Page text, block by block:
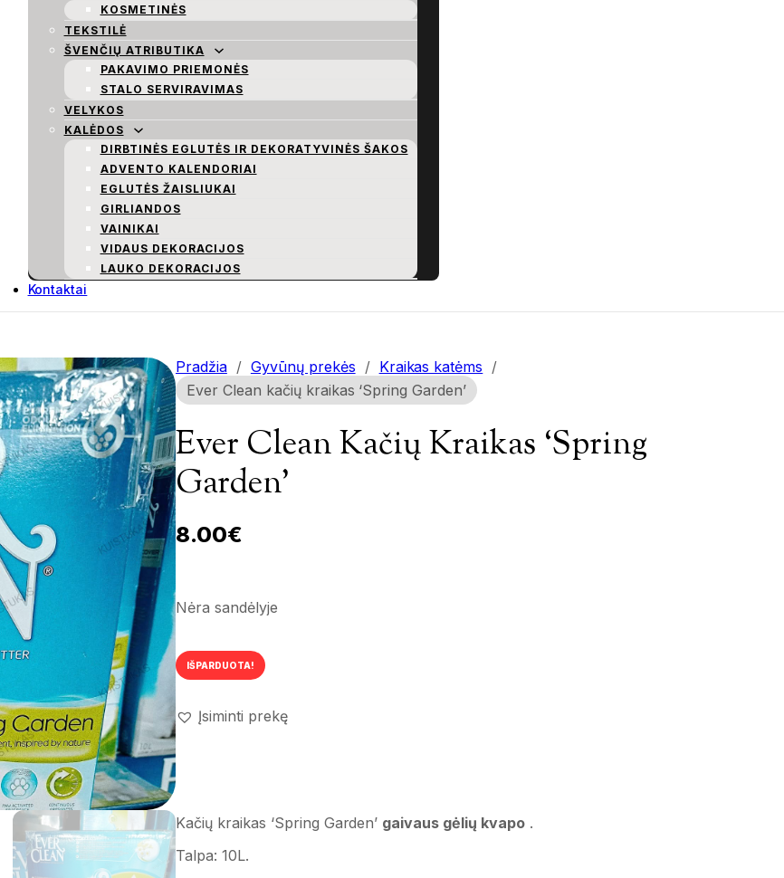
KOSMETINĖS
TEKSTILĖ
ŠVENČIŲ ATRIBUTIKA
PAKAVIMO PRIEMONĖS
STALO SERVIRAVIMAS
VELYKOS
KALĖDOS
DIRBTINĖS EGLUTĖS IR DEKORATYVINĖS ŠAKOS
ADVENTO KALENDORIAI
EGLUTĖS ŽAISLIUKAI
GIRLIANDOS
VAINIKAI
VIDAUS DEKORACIJOS
LAUKO DEKORACIJOS
Kontaktai
Pradžia / Gyvūnų prekės / Kraikas katėms /
Ever Clean kačių kraikas ‘Spring Garden’
Ever Clean Kačių Kraikas ‘Spring
Garden’
8.00€
Nėra sandėlyje
IŠPARDUOTA!
Įsiminti prekę
Kačių kraikas ‘Spring Garden’ gaivaus gėlių kvapo .
Talpa: 10L.